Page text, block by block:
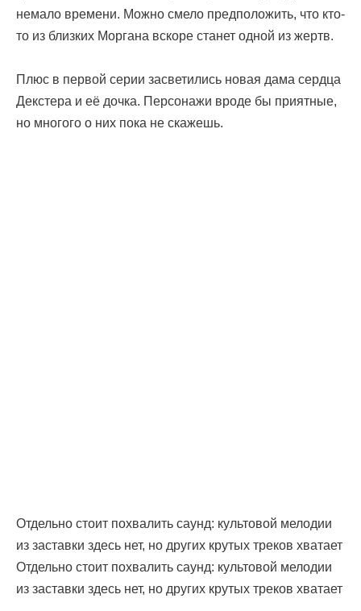
немало времени. Можно смело предположить, что кто-
то из близких Моргана вскоре станет одной из жертв.
Плюс в первой серии засветились новая дама сердца
Декстера и её дочка. Персонажи вроде бы приятные,
но многого о них пока не скажешь.
Отдельно стоит похвалить саунд: культовой мелодии
из заставки здесь нет, но других крутых треков хватает
Отдельно стоит похвалить саунд: культовой мелодии
из заставки здесь нет, но других крутых треков хватает